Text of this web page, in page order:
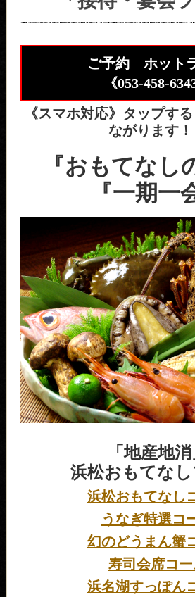
ご予約 ホット
《053-458-
《スマホ対応》タップす
ながります！
『おもてなし
『一期一
「地産地消
浜松おもてな
浜松おもてなし
うなぎ特選コ
幻のどうまん蟹
寿司会席コ
浜名湖すっぽん